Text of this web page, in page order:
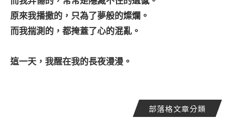
原來我播撒的，只為了夢般的燦爛。
而我揣測的，都掩蓋了心的混亂。
這一天，我醒在我的長夜漫漫。
部落格文章分類